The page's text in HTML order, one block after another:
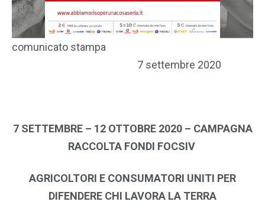
comunicato stampa
7 settembre 2020
7 SETTEMBRE – 12 OTTOBRE 2020 – CAMPAGNA
RACCOLTA FONDI FOCSIV
AGRICOLTORI E CONSUMATORI UNITI PER
DIFENDERE CHI LAVORA LA TERRA